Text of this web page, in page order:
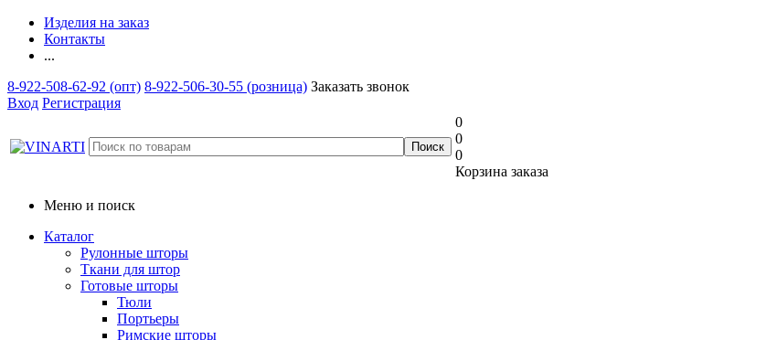
Изделия на заказ
Контакты
...
8-922-508-62-92 (опт) 8-922-506-30-55 (розница) Заказать звонок
Вход Регистрация
0
0
0
Корзина заказа
Меню и поиск
Каталог
Рулонные шторы
Ткани для штор
Готовые шторы
Тюли
Портьеры
Римские шторы